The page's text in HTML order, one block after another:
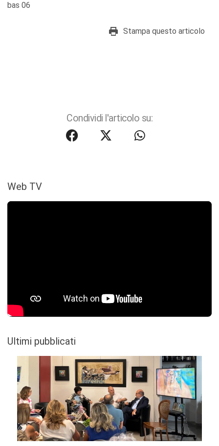
bas 06
Stampa questo articolo
Condividi l'articolo su:
Web TV
Ultimi pubblicati